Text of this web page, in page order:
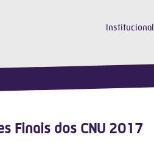
Institucional
Finais dos CNU 2017